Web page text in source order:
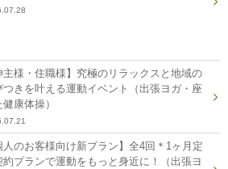
主様・住職様】究極のリラックスと地域の
つきを叶える運動イベント（出張ヨガ・座
健康体操）
人のお客様向け新プラン】全4回＊1ヶ月定
約プランで運動をもっと身近に！（出張ヨ